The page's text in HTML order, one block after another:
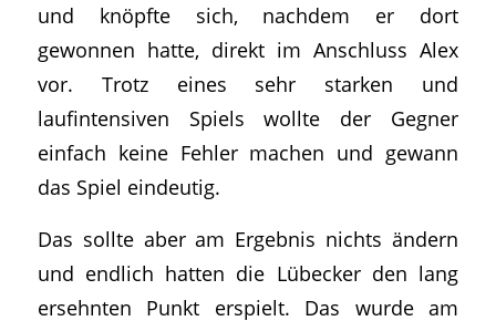
und knöpfte sich, nachdem er dort
gewonnen hatte, direkt im Anschluss Alex
vor. Trotz eines sehr starken und
laufintensiven Spiels wollte der Gegner
einfach keine Fehler machen und gewann
das Spiel eindeutig.
Das sollte aber am Ergebnis nichts ändern
und endlich hatten die Lübecker den lang
ersehnten Punkt erspielt. Das wurde am